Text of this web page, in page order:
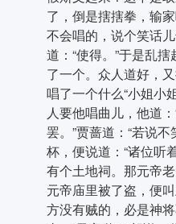
了，倒是搳搳拳，输
不会唱的，说个笑话
道：“使得。”于是乱
了一个。众人道好，
唱了一个什么“小姐小
人要他唱曲儿，他道
罢。”贾蔷道：“若说
杯，便说道：“诸位听
有个土地祠。那元帝
元帝庙里被了盗，便
方没有贼的，必是神